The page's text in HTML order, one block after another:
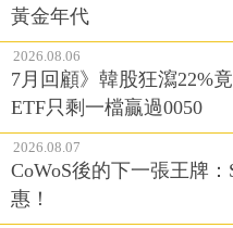
黃金年代
2026.08.06
7月回顧》韓股狂瀉22%
ETF只剩一檔贏過0050
2026.08.07
CoWoS後的下一張王牌
惠！